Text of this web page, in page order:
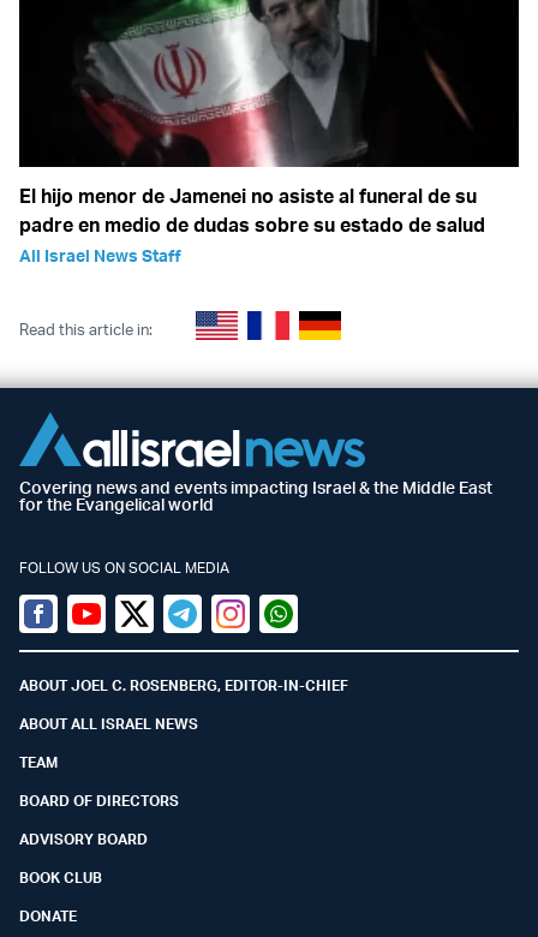
El hijo menor de Jamenei no asiste al funeral de su
padre en medio de dudas sobre su estado de salud
All Israel News Staff
Read this article in:
Covering news and events impacting Israel & the Middle East
for the Evangelical world
FOLLOW US ON SOCIAL MEDIA
Facebook
YoutubeTwitter (X)
TelegramInstagramWhatsapp
ABOUT JOEL C. ROSENBERG, EDITOR-IN-CHIEF
ABOUT ALL ISRAEL NEWS
TEAM
BOARD OF DIRECTORS
ADVISORY BOARD
BOOK CLUB
DONATE